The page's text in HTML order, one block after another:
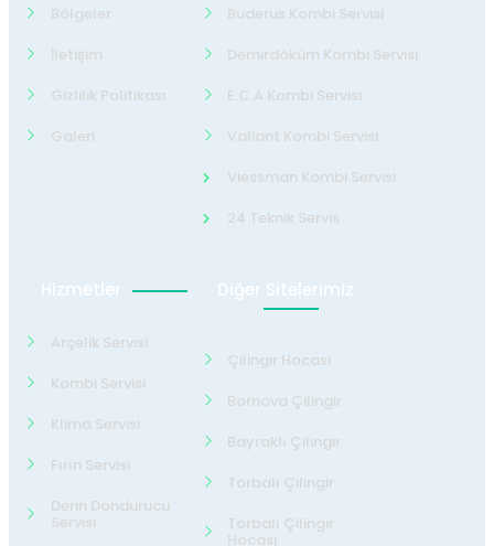
Bölgeler
İletişim
Gizlilik Politikası
Galeri
Buderus Kombi Servisi
Demirdöküm Kombi Servisi
E.C.A Kombi Servisi
Valiant Kombi Servisi
Viessman Kombi Servisi
24 Teknik Servis
Hizmetler
Arçelik Servisi
Kombi Servisi
Klima Servisi
Fırın Servisi
Derin Dondurucu
Servisi
Diğer Sitelerimiz
Çilingir Hocası
Bornova Çilingir
Bayraklı Çilingir
Torbalı Çilingir
Torbalı Çilingir
Hocası